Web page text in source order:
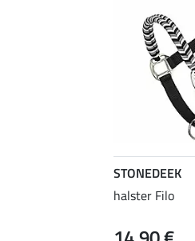
STONEDEEK
halster Filo